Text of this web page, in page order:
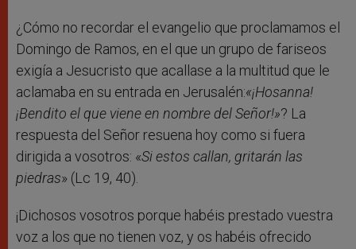
¿Cómo no recordar el evangelio que proclamamos el
Domingo de Ramos, en el que un grupo de fariseos
exigía a Jesucristo que acallase a la multitud que le
aclamaba en su entrada en Jerusalén:«¡Hosanna!
¡Bendito el que viene en nombre del Señor!»? La
respuesta del Señor resuena hoy como si fuera
dirigida a vosotros: «Si estos callan, gritarán las
piedras» (Lc 19, 40).
¡Dichosos vosotros porque habéis prestado vuestra
voz a los que no tienen voz, y os habéis ofrecido